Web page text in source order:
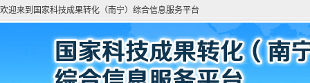
欢迎来到国家科技成果转化（南宁）综合信息服务平台